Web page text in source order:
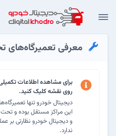
معرفی
برای مشاهده اطلاعات
روی نقشه کلیک کنید.
دیجیتال خودرو تنها
این مراکز مستقل بوده و
و دیجیتال خودرو نظارتی بر
ندارد.